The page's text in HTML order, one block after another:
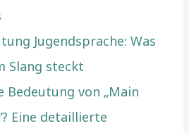
Jugendsprache: Was
Slang steckt
Bedeutung von „Main
Eine detaillierte